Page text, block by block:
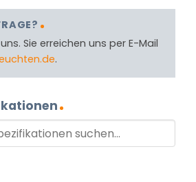
Sie erreichen uns per E-Mail
.